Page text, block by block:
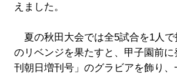
えました。
夏の秋田大会では全5試合を1人で
のリベンジを果たすと、甲子園前に
刊朝日増刊号」のグラビアを飾り、